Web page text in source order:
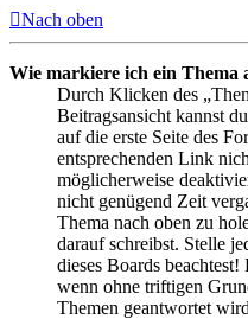
Nach oben
Wie markiere ich ein Thema
Durch Klicken des
Beitragsansicht kannst
auf die erste Seite des
entsprechenden Link
möglicherweise
nicht genügend Zeit
Thema nach oben zu
darauf schreibst. Stelle
dieses Boards
wenn ohne triftigen
Themen geantwortet